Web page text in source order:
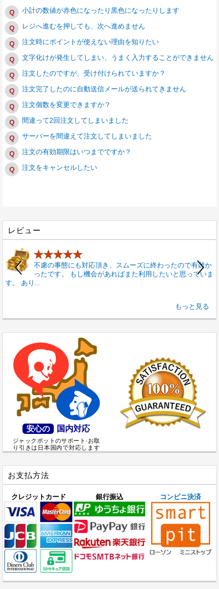
小計の数値が赤色になったり黒色になったりします
レジへ進むを押しても、次へ進めません
注文時にポイントが使えない理由を知りたい
文字化けが発生してしまい、うまく入力することができません
注文したのですが、受け付けられていますか？
注文完了したのに自動送信メールが送られてきません
注文個数を変更できますか？
間違って2回注文してしまいました
サーバーを間違えて注文してしまいました
注文の有効期限はいつまでですか？
注文をキャンセルしたい
レビュー
★★★★★
不慮の事態にも対応頂き、スムーズに終わったので有難か
ったです。 もし機会があればまた利用したいと思っていま
す。 あり...
もっと見る
安心の 国内対応
ジャックポットのサポート·お取
り引きは日本国内で対応します
お支払方法
クレジットカード 銀行振込 コンビニ決済